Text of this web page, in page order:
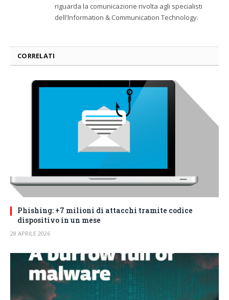
riguarda la comunicazione rivolta agli specialisti
dell'lnformation & Communication Technology.
CORRELATI
Phishing: +7 milioni di attacchi tramite codice
dispositivo in un mese
28 APRILE 2026